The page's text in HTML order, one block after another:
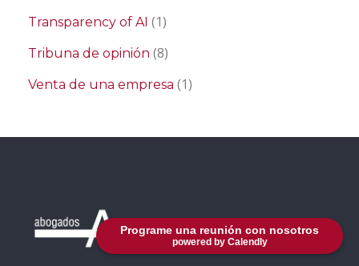
Programe una reunión con nosotros
powered by Calendly
Transparency of AI (1)
Tribuna de opinión (8)
Venta de una empresa (1)